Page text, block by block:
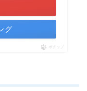
グ
ポチップ